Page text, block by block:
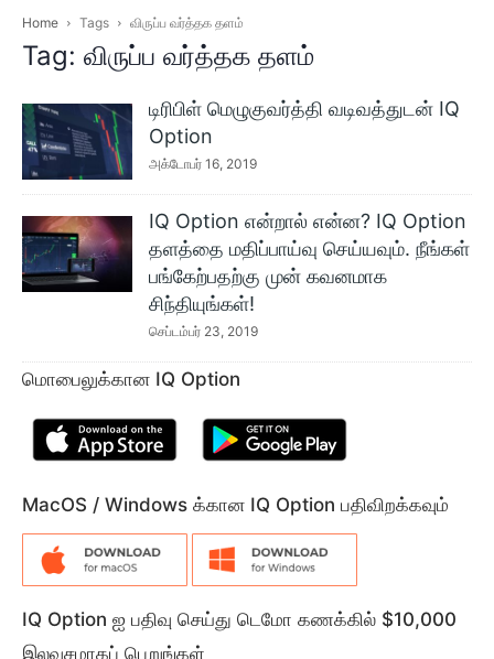
Home Tags விருப்ப வர்த்தக தளம்
Tag: விருப்ப வர்த்தக தளம்
டிரிபிள் மெழுகுவர்த்தி வடிவத்துடன் IQ
Option
அக்டோபர் 16, 2019
IQ Option என்றால் என்ன? IQ Option
தளத்தை மதிப்பாய்வு செய்யவும். நீங்கள்
பங்கேற்பதற்கு முன் கவனமாக
சிந்தியுங்கள்!
செப்டம்பர் 23, 2019
மொபைலுக்கான IQ Option
MacOS / Windows க்கான IQ Option பதிவிறக்கவும்
IQ Option ஐ பதிவு செய்து டெமோ கணக்கில் $10,000
இலவசமாகப் பெறுங்கள்